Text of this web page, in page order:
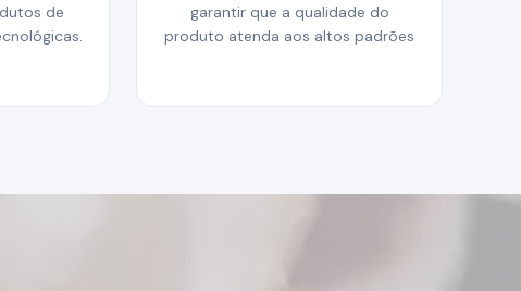
de
garantir que a qualidade do
produto atenda aos altos padrões